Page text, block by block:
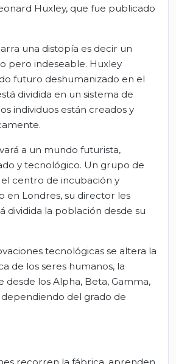
Huxley, que fue publicado
una distopía es decir un
pero indeseable. Huxley
futuro deshumanizado en el
dividida en un sistema de
individuos están creados y
a un mundo futurista,
y tecnológico. Un grupo de
el centro de incubación y
en Londres, su director les
dividida la población desde su
tecnológicas se altera la
de los seres humanos, la
desde los Alpha, Beta, Gamma,
dependiendo del grado de